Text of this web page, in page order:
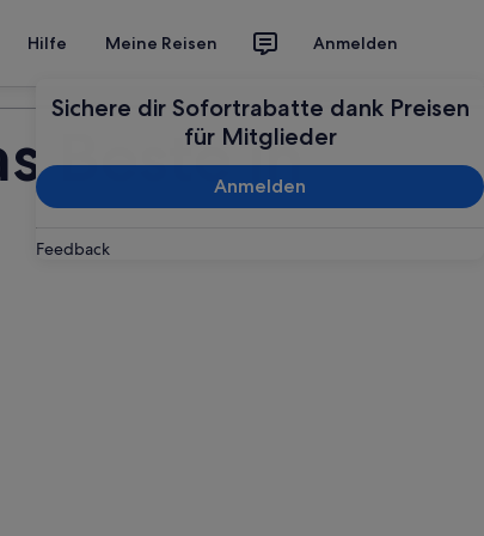
Hilfe Meine Reisen Anmelden
Sichere dir Sofortrabatte dank Preisen
für Mitglieder
Anmelden
Feedback
Deine Reise planen
Beste in